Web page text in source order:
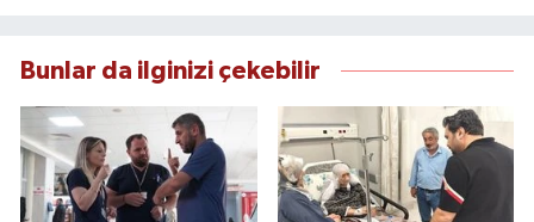
Bunlar da ilginizi çekebilir